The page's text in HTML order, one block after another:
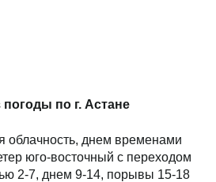
погоды по г. Астане
облачность, днем временами
юго-восточный с переходом
2-7, днем 9-14, порывы 15-18